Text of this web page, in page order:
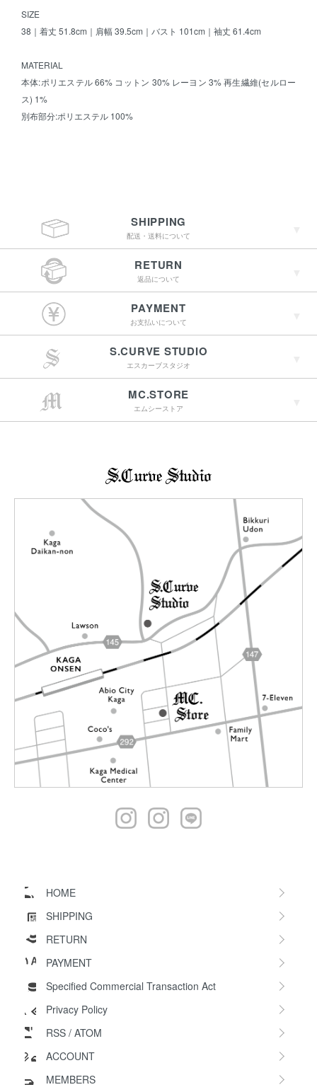
SIZE
38｜着丈 51.8cm｜肩幅 39.5cm｜バスト 101cm｜袖丈 61.4cm
MATERIAL
本体:ポリエステル 66% コットン 30% レーヨン 3% 再生繊維(セルロー
ス) 1%
別布部分:ポリエステル 100%
SHIPPING
配送・送料について
￥4,400（税込）以上
のご購入で送料無料
15:00までのご注文で
最短翌営業日配送
RETURN
返品について
→詳しくはこちらへ
PAYMENT
お支払いについて
S.CURVE STUDIO
エスカーブスタジオ
MC.STORE
エムシーストア
HOME
SHIPPING
RETURN
PAYMENT
Specified Commercial Transaction Act
Privacy Policy
RSS / ATOM
ACCOUNT
MEMBERS